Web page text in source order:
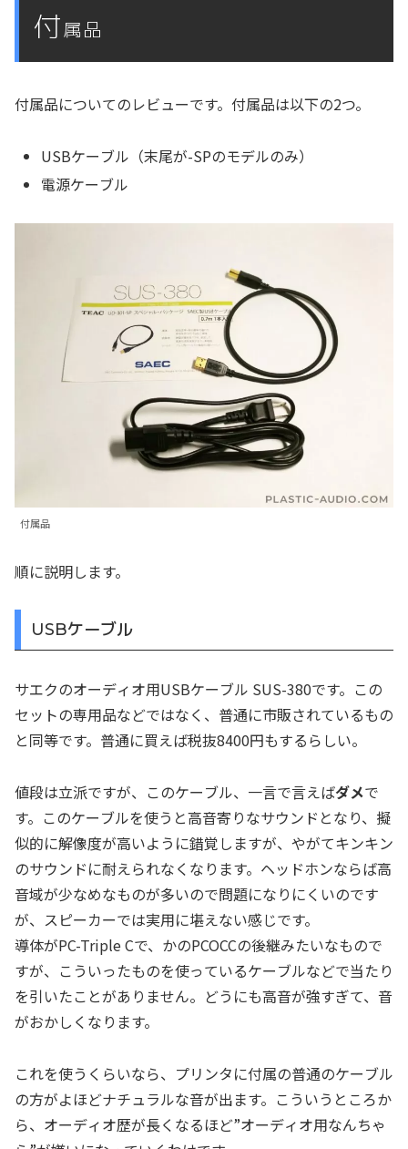
付 属品
付属品についてのレビューです。付属品は以下の2つ。
USBケーブル（末尾が-SPのモデルのみ）
電源ケーブル
付属品
順に説明します。
USBケーブル
サエクのオーディオ用USBケーブル SUS-380です。この
セットの専用品などではなく、普通に市販されているもの
と同等です。普通に買えば税抜8400円もするらしい。
値段は立派ですが、このケーブル、一言で言えばダメで
す。このケーブルを使うと高音寄りなサウンドとなり、擬
似的に解像度が高いように錯覚しますが、やがてキンキン
のサウンドに耐えられなくなります。ヘッドホンならば高
音域が少なめなものが多いので問題になりにくいのです
が、スピーカーでは実用に堪えない感じです。
導体がPC-Triple Cで、かのPCOCCの後継みたいなもので
すが、こういったものを使っているケーブルなどで当たり
を引いたことがありません。どうにも高音が強すぎて、音
がおかしくなります。
これを使うくらいなら、プリンタに付属の普通のケーブル
の方がよほどナチュラルな音が出ます。こういうところか
ら、オーディオ歴が長くなるほど”オーディオ用なんちゃ